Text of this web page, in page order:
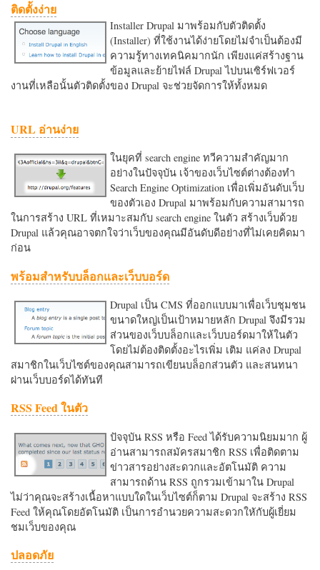
ติดตั้งง่าย
Installer Drupal มาพร้อมกับตัวติดตั้ง
(Installer) ที่ใช้งานได้ง่ายโดยไม่จำเป็นต้องมี
ความรู้ทางเทคนิคมากนัก เพียงแค่สร้างฐาน
ข้อมูลและย้ายไฟล์ Drupal ไปบนเซิร์ฟเวอร์
งานที่เหลือนั้นตัวติดตั้งของ Drupal จะช่วยจัดการให้ทั้งหมด
URL อ่านง่าย
ในยุคที่ search engine ทวีความสำคัญมาก
อย่างในปัจจุบัน เจ้าของเว็บไซต์ต่างต้องทำ
Search Engine Optimization เพื่อเพิ่มอันดับเว็บ
ของตัวเอง Drupal มาพร้อมกับความสามารถ
ในการสร้าง URL ที่เหมาะสมกับ search engine ในตัว สร้างเว็บด้วย
Drupal แล้วคุณอาจตกใจว่าเว็บของคุณมีอันดับดีอย่างที่ไม่เคยคิดมา
ก่อน
พร้อมสำหรับบล็อกและเว็บบอร์ด
Drupal เป็น CMS ที่ออกแบบมาเพื่อเว็บชุมชน
ขนาดใหญ่เป็นเป้าหมายหลัก Drupal จึงมีรวม
ส่วนของเว็บบล็อกและเว็บบอร์ดมาให้ในตัว
โดยไม่ต้องติดตั้งอะไรเพิ่ม เติม แค่ลง Drupal
สมาชิกในเว็บไซต์ของคุณสามารถเขียนบล็อกส่วนตัว และสนทนา
ผ่านเว็บบอร์ดได้ทันที
RSS Feed ในตัว
ปัจจุบัน RSS หรือ Feed ได้รับความนิยมมาก ผู้
อ่านสามารถสมัครสมาชิก RSS เพื่อติดตาม
ข่าวสารอย่างสะดวกและอัตโนมัติ ความ
สามารถด้าน RSS ถูกรวมเข้ามาใน Drupal
ไม่ว่าคุณจะสร้างเนื้อหาแบบใดในเว็บไซต์ก็ตาม Drupal จะสร้าง RSS
Feed ให้คุณโดยอัตโนมัติ เป็นการอำนวยความสะดวกใหักับผู้เยี่ยม
ชมเว็บของคุณ
ปลอดภัย